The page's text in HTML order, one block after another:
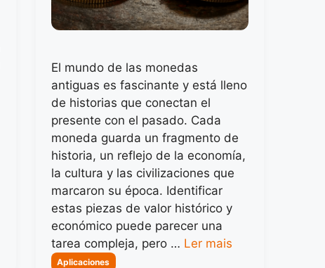
El mundo de las monedas
antiguas es fascinante y está lleno
de historias que conectan el
presente con el pasado. Cada
moneda guarda un fragmento de
historia, un reflejo de la economía,
la cultura y las civilizaciones que
marcaron su época. Identificar
estas piezas de valor histórico y
económico puede parecer una
tarea compleja, pero … Ler mais
Categorias
Aplicaciones